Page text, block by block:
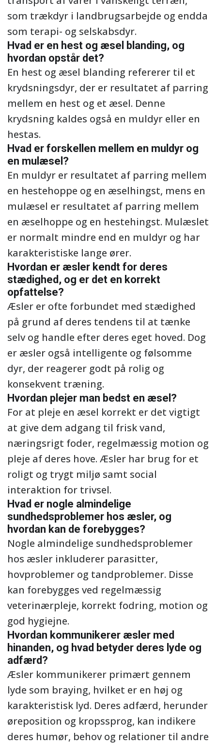
som trækdyr i landbrugsarbejde og endda
som terapi- og selskabsdyr.
Hvad er en hest og æsel blanding, og
hvordan opstår det?
En hest og æsel blanding refererer til et
krydsningsdyr, der er resultatet af parring
mellem en hest og et æsel. Denne
krydsning kaldes også en muldyr eller en
hestas.
Hvad er forskellen mellem en muldyr og
en mulæsel?
En muldyr er resultatet af parring mellem
en hestehoppe og en æselhingst, mens en
mulæsel er resultatet af parring mellem
en æselhoppe og en hestehingst. Mulæslet
er normalt mindre end en muldyr og har
karakteristiske lange ører.
Hvordan er æsler kendt for deres
stædighed, og er det en korrekt
opfattelse?
Æsler er ofte forbundet med stædighed
på grund af deres tendens til at tænke
selv og handle efter deres eget hoved. Dog
er æsler også intelligente og følsomme
dyr, der reagerer godt på rolig og
konsekvent træning.
Hvordan plejer man bedst en æsel?
For at pleje en æsel korrekt er det vigtigt
at give dem adgang til frisk vand,
næringsrigt foder, regelmæssig motion og
pleje af deres hove. Æsler har brug for et
roligt og trygt miljø samt social
interaktion for trivsel.
Hvad er nogle almindelige
sundhedsproblemer hos æsler, og
hvordan kan de forebygges?
Nogle almindelige sundhedsproblemer
hos æsler inkluderer parasitter,
hovproblemer og tandproblemer. Disse
kan forebygges ved regelmæssig
veterinærpleje, korrekt fodring, motion og
god hygiejne.
Hvordan kommunikerer æsler med
hinanden, og hvad betyder deres lyde og
adfærd?
Æsler kommunikerer primært gennem
lyde som braying, hvilket er en høj og
karakteristisk lyd. Deres adfærd, herunder
øreposition og kropssprog, kan indikere
deres humør, behov og relationer til andre